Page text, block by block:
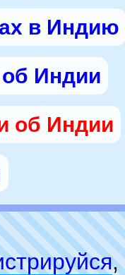
в Индию
Индии
об Индии
,